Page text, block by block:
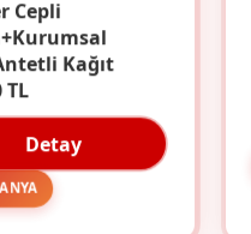
Cepli
Kağıt
TL
Detay